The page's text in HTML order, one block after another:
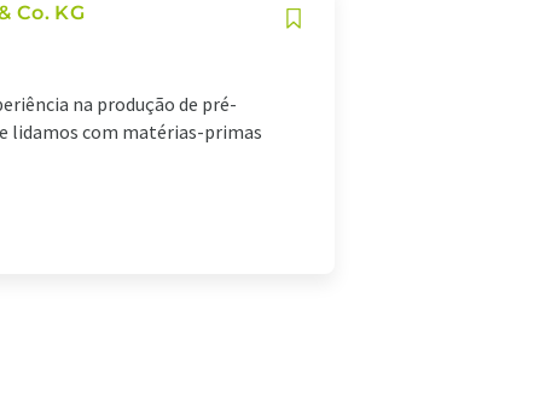
Co. KG
na produção de pré-
lidamos com matérias-primas